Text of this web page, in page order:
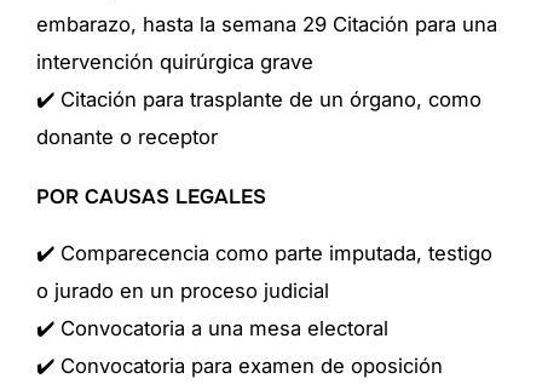
embarazo, hasta la semana 29 Citación para una
intervención quirúrgica grave
✔️ Citación para trasplante de un órgano, como
donante o receptor
POR CAUSAS LEGALES
✔️ Comparecencia como parte imputada, testigo
o jurado en un proceso judicial
✔️ Convocatoria a una mesa electoral
✔️ Convocatoria para examen de oposición